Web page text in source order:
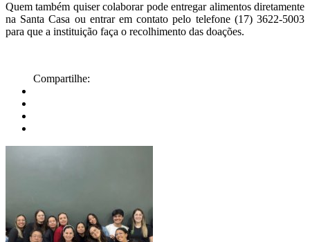
Quem também quiser colaborar pode entregar alimentos diretamente
na Santa Casa ou entrar em contato pelo telefone (17) 3622-5003
para que a instituição faça o recolhimento das doações.
Compartilhe: